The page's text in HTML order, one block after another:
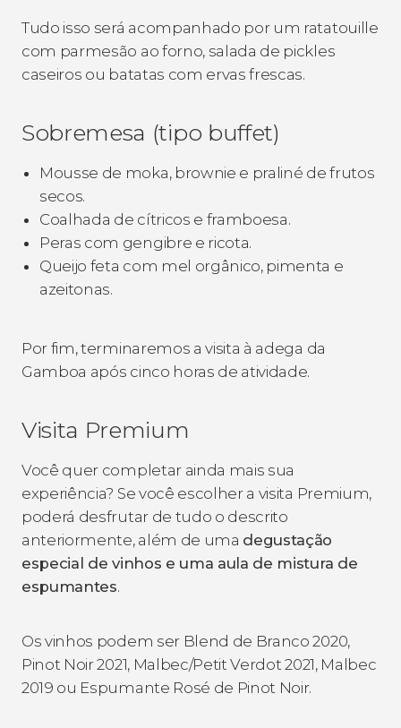
Tudo isso será acompanhado por um ratatouille
com parmesão ao forno, salada de pickles
caseiros ou batatas com ervas frescas.
Sobremesa (tipo buffet)
Mousse de moka, brownie e praliné de frutos
secos.
Coalhada de cítricos e framboesa.
Peras com gengibre e ricota.
Queijo feta com mel orgânico, pimenta e
azeitonas.
Por fim, terminaremos a visita à adega da
Gamboa após cinco horas de atividade.
Visita Premium
Você quer completar ainda mais sua
experiência? Se você escolher a visita Premium,
poderá desfrutar de tudo o descrito
anteriormente, além de uma degustação
especial de vinhos e uma aula de mistura de
espumantes.
Os vinhos podem ser Blend de Branco 2020,
Pinot Noir 2021, Malbec/Petit Verdot 2021, Malbec
2019 ou Espumante Rosé de Pinot Noir.